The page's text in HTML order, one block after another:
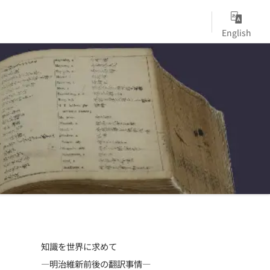
English
知識を世界に求めて
―明治維新前後の翻訳事情―